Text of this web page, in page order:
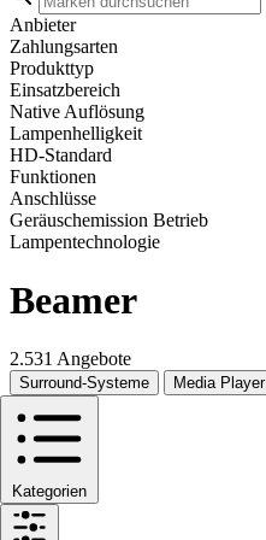
Anbieter
Zahlungsarten
Produkttyp
Einsatzbereich
Native Auflösung
Lampenhelligkeit
HD-Standard
Funktionen
Anschlüsse
Geräuschemission Betrieb
Lampentechnologie
Beamer
2.531 Angebote
Surround-Systeme Media Player
Kategorien